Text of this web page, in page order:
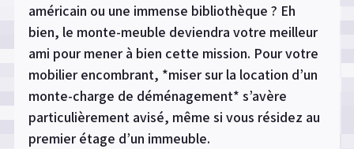
américain ou une immense bibliothèque ? Eh
bien, le monte-meuble deviendra votre meilleur
ami pour mener à bien cette mission. Pour votre
mobilier encombrant, *miser sur la location d’un
monte-charge de déménagement* s’avère
particulièrement avisé, même si vous résidez au
premier étage d’un immeuble.